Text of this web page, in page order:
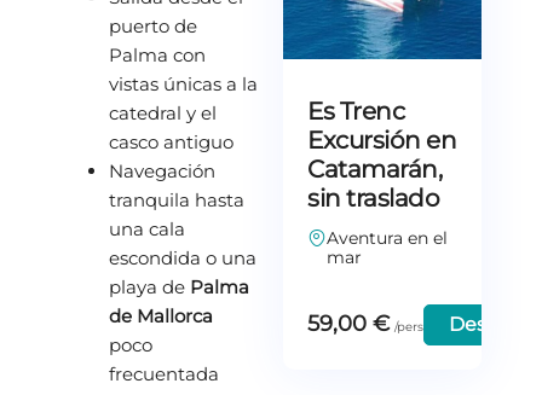
puerto de
Palma con
vistas únicas a la
catedral y el
casco antiguo
Navegación
tranquila hasta
una cala
escondida o una
playa de Palma
de Mallorca
poco
frecuentada
Es Trenc
Excursión en
Catamarán,
sin traslado
Aventura en el
mar
59,00 € Descubra